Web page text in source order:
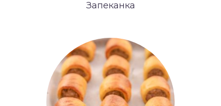
Запеканка